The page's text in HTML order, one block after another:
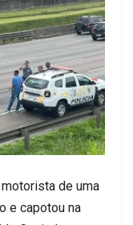
de uma
e capotou na